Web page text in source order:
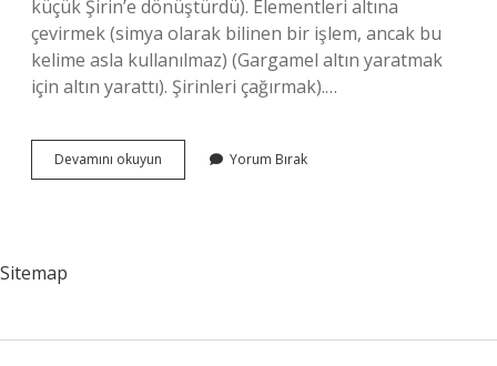
küçük Şirin’e dönüştürdü). Elementleri altına
çevirmek (simya olarak bilinen bir işlem, ancak bu
kelime asla kullanılmaz) (Gargamel altın yaratmak
için altın yarattı). Şirinleri çağırmak).…
Devamını okuyun
Nasıl
Yorum Bırak
Sitemap